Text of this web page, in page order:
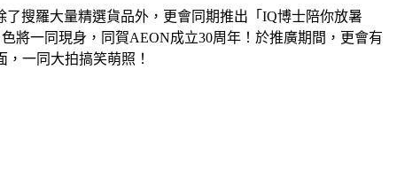
了搜羅大量精選貨品外，更會同期推出 「IQ博士陪你放暑
將一同現身 ，同賀AEON成立30周年！於推廣期間，更會有
一同大拍搞笑萌照！